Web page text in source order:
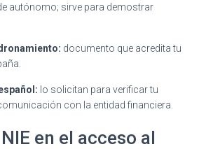
autónomo; sirve para demostrar
documento que acredita tu
lo solicitan para verificar tu
con la entidad financiera.
en el acceso al